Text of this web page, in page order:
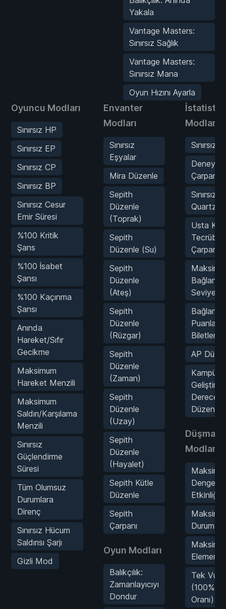
Yakala
Vantage Masters:
Sınırsız Sağlık
Vantage Masters:
Sınırsız Mana
Oyun Hızını Ayarla
Oyuncu Modları
Sınırsız HP
Sınırsız EP
Sınırsız CP
Sınırsız BP
Sınırsız Cesur
Emir Süresi
%100 Kritik
Şans
%100 İsabet
Şansı
%100 Kaçınma
Şansı
Anında
Hareket/Sıfır
Gecikme
Maksimum
Hareket Menzili
Maksimum
Saldırı/Karşılama
Menzili
Sınırsız
Güçlendirme
Süresi
Tüm Olumsuz
Durumlara
Direnç
Sınırsız Hücum
Saldırısı Şarjı
Gizli Mod
Envanter
Modları
Sınırsız
Eşyalar
Mira Düzenle
Sepith
Düzenle
(Toprak)
Sepith
Düzenle (Su)
Sepith
Düzenle
(Ateş)
Sepith
Düzenle
(Rüzgar)
Sepith
Düzenle
(Zaman)
Sepith
Düzenle
(Uzay)
Sepith
Düzenle
(Hayalet)
Sepith Kütle
Düzenle
Sepith
Çarpanı
Oyun Modları
Balıkçılık:
Zamanlayıcıyı
Dondur
İstatistik
Modları
Sınırsız
Deneyim
Çarpanı
Sınırsız
Quartz
Usta
Tecrübe
Çarpanı
Bağlantı
Seviyesi
Bağlantı
Biletleri
AP
Kampüs
Düzenle
Modları
Etkinliği
Durum
Element
Tek
(100%
Oranı)